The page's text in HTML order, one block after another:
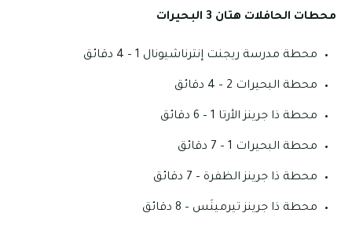
محطات الحافلات هتان 3 البحيرات
محطة مدرسة ريجنت إنترناشيونال 1 – 4 دقائق
محطة البحيرات 2 – 4 دقائق
محطة ذا جرينز الأرتا 1 – 6 دقائق
محطة البحيرات 1 – 7 دقائق
محطة ذا جرينز الظفرة – 7 دقائق
محطة ذا جرينز تيرمينَس – 8 دقائق